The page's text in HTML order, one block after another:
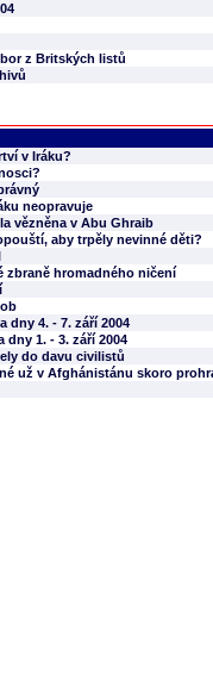
z Britských listů
v Iráku?
neopravuje
vězněna v Abu Ghraib
aby trpěly nevinné děti?
zbraně hromadného ničení
dny 4. - 7. září 2004
1. - 3. září 2004
do davu civilistů
už v Afghánistánu skoro